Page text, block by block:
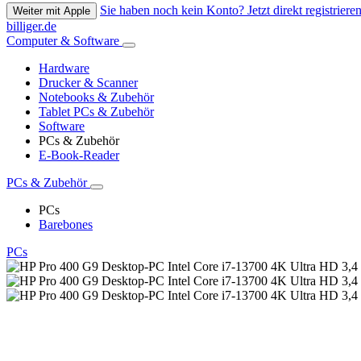
Weiter mit Apple
Sie haben noch kein Konto? Jetzt direkt
billiger.de
Computer & Software
Hardware
Drucker & Scanner
Notebooks & Zubehör
Tablet PCs & Zubehör
Software
PCs & Zubehör
E-Book-Reader
PCs & Zubehör
PCs
Barebones
PCs